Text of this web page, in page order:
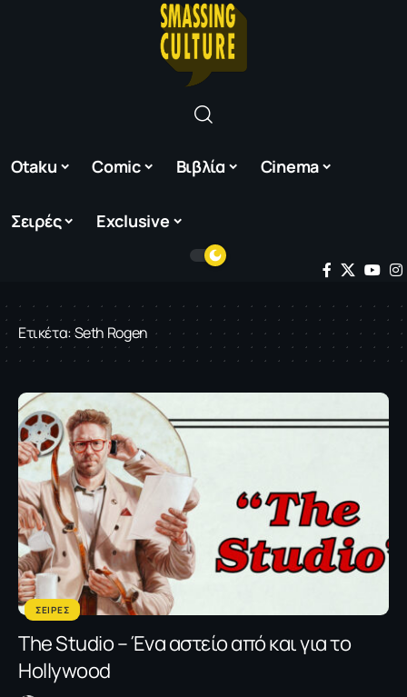
Otaku Comic Βιβλία Cinema
Σειρές Exclusive
Ετικέτα:Seth Rogen
ΣΕΙΡΕΣ
Τhe Studio – Ένα αστείο από και για το
Hollywood